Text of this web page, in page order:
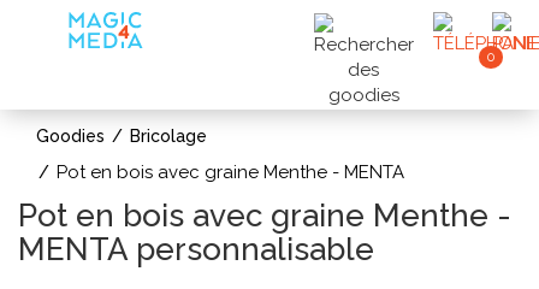
0
Goodies Bricolage
Pot en bois avec graine Menthe - MENTA
Pot en bois avec graine Menthe -
MENTA personnalisable